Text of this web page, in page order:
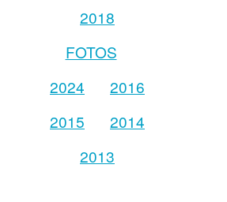
2018
FOTOS
2024
2016
2015
2014
2013